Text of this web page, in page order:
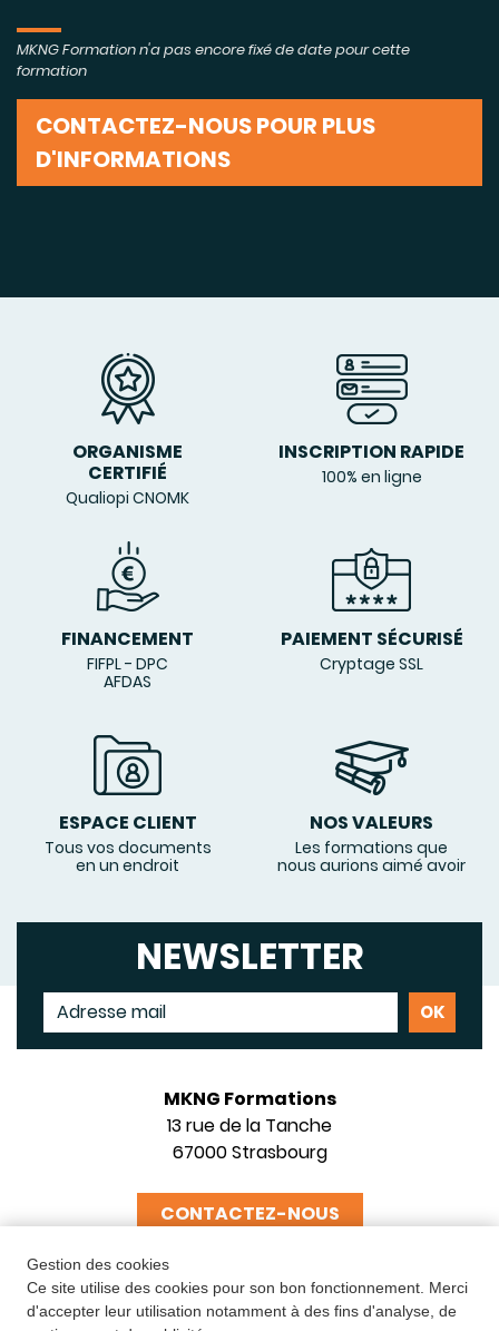
Gestion des cookies
Ce site utilise des cookies pour son bon fonctionnement. Merci
d'accepter leur utilisation notamment à des fins d'analyse, de
MKNG Formation n'a pas encore fixé de date pour cette
formation
CONTACTEZ-NOUS POUR PLUS
D'INFORMATIONS
ORGANISME
CERTIFIÉ
Qualiopi CNOMK
INSCRIPTION RAPIDE
100% en ligne
FINANCEMENT
FIFPL - DPC
AFDAS
PAIEMENT SÉCURISÉ
Cryptage SSL
ESPACE CLIENT
Tous vos documents
en un endroit
NOS VALEURS
Les formations que
nous aurions aimé avoir
NEWSLETTER
MKNG Formations
13 rue de la Tanche
67000 Strasbourg
CONTACTEZ-NOUS